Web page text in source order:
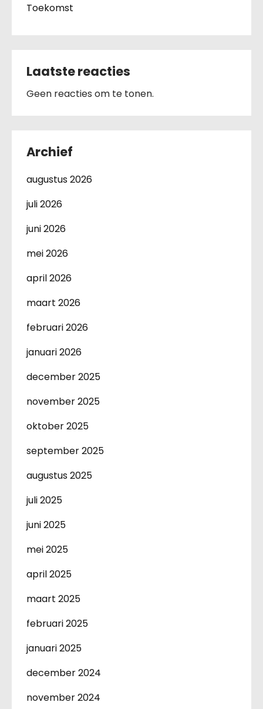
Toekomst
Laatste reacties
Geen reacties om te tonen.
Archief
augustus 2026
juli 2026
juni 2026
mei 2026
april 2026
maart 2026
februari 2026
januari 2026
december 2025
november 2025
oktober 2025
september 2025
augustus 2025
juli 2025
juni 2025
mei 2025
april 2025
maart 2025
februari 2025
januari 2025
december 2024
november 2024